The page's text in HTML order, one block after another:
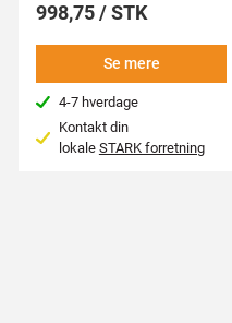
998,75 / STK
Se mere
4-7 hverdage
Kontakt din
lokale STARK forretning